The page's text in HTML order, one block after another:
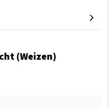
(Weizen)